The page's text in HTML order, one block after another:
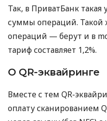
Так, в ПриватБанк такая
суммы операций.
операций — берут и в
тариф составляет 1,2%.
О QR-эквайринге
Вместе с тем QR-
оплату сканированием